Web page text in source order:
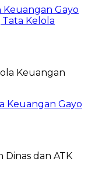
Keuangan Gayo
Tata Kelola
Keuangan Gayo